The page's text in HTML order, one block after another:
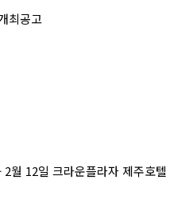
최공고
월 12일 크라운플라자 제주호텔